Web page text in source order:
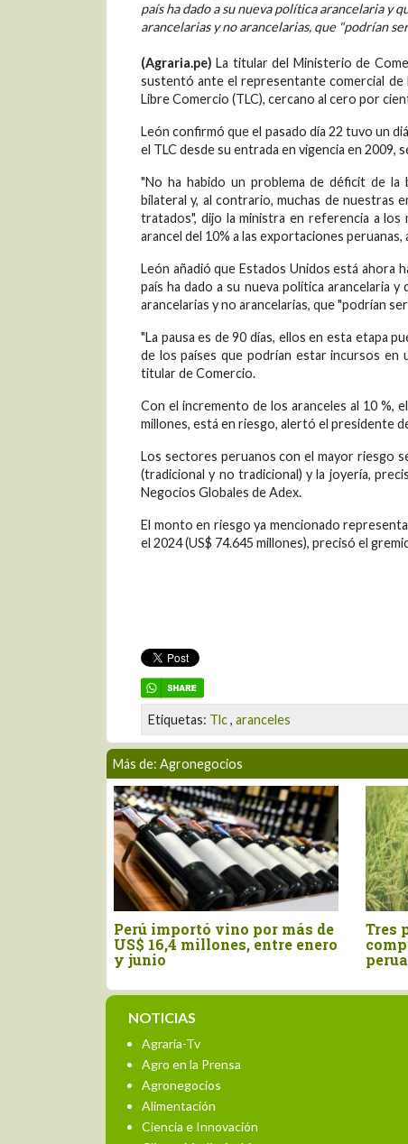
país ha dado a su nueva política arancelaria y
arancelarias y no arancelarias, que "podrían
(Agraria.pe) La titular del Ministerio de
sustentó ante el representante comercial de
Libre Comercio (TLC), cercano al cero por
León confirmó que el pasado día 22 tuvo un
el TLC desde su entrada en vigencia en 2009,
"No ha habido un problema de déficit de la
bilateral y, al contrario, muchas de nuestras
tratados", dijo la ministra en referencia a
arancel del 10% a las exportaciones
León añadió que Estados Unidos está ahora
país ha dado a su nueva política arancelaria
arancelarias y no arancelarias, que "podrían
"La pausa es de 90 días, ellos en esta etapa
de los países que podrían estar incursos en
titular de Comercio.
Con el incremento de los aranceles al 10 %,
millones, está en riesgo, alertó el presidente
Los sectores peruanos con el mayor riesgo
(tradicional y no tradicional) y la joyería,
Negocios Globales de Adex.
El monto en riesgo ya mencionado
el 2024 (US$ 74.645 millones), precisó el
Etiquetas: Tlc, aranceles
Más de: Agronegocios
vino por más de
entre enero
Tres pilares para impulsar la
competitividad del agro
NOTICIAS
Agraria-Tv
Agro en la Prensa
Agronegocios
Alimentación
Ciencia e Innovación